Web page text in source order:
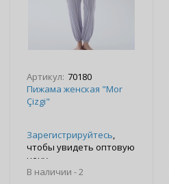
Артикул: 70180
Пижама женская "Mor
Çizgi"
Зарегистрируйтесь,
чтобы увидеть оптовую
цену
В наличии -2